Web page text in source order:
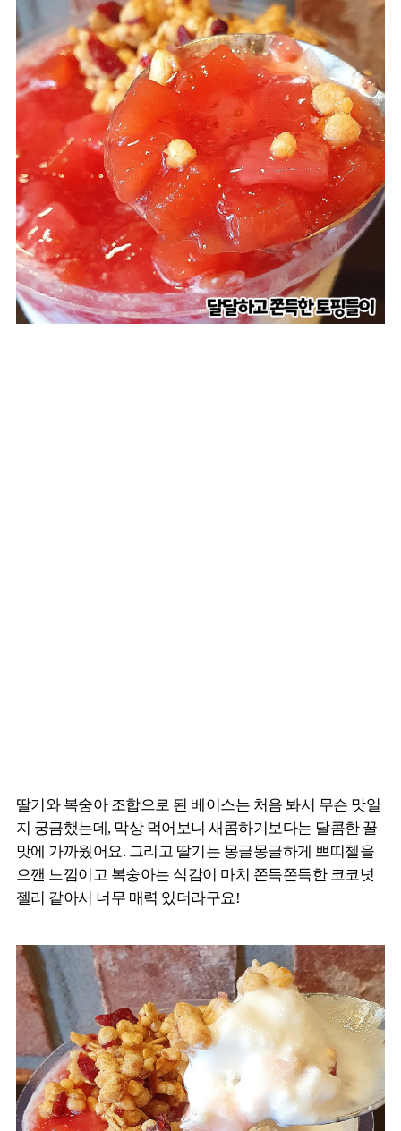
딸기와 복숭아 조합으로 된 베이스는 처음 봐서 무슨 맛일
지 궁금했는데, 막상 먹어보니 새콤하기보다는 달콤한 꿀
맛에 가까웠어요. 그리고 딸기는 몽글몽글하게 쁘띠첼을
으깬 느낌이고 복숭아는 식감이 마치 쫀득쫀득한 코코넛
젤리 같아서 너무 매력 있더라구요!